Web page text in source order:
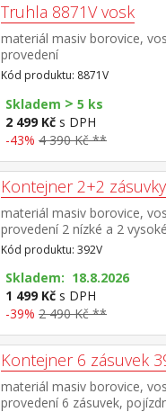
Truhla 8871V vosk
materiál masiv borovice,
provedení
Kód produktu: 8871V
Skladem > 5 ks
2 499 Kč s DPH
-43% 4 390 Kč **
Kontejner 2+2
materiál masiv borovice,
provedení 2 nízké a 2
pojízdný na kolečkách
Kód produktu: 392V
Skladem: 18.8.2026
1 499 Kč s DPH
-39% 2 490 Kč **
Kontejner 6 zásuvek
materiál masiv borovice,
provedení 6 zásuvek,